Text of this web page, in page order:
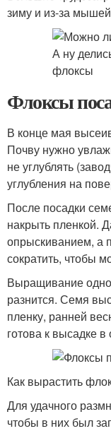
зиму и из-за
Флоксы
В конце мая
Почву нужно
не углублять
углубления на
После посадки
накрыть пленкой.
опрыскиванием, а
сократить, чтобы
Выращивание
разнится. Семя
пленку, ранней
готова к высадке в
Как вырастить
Для удачного
чтобы в них был